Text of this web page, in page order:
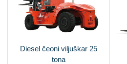
Diesel čeoni viljuškar 25
tona